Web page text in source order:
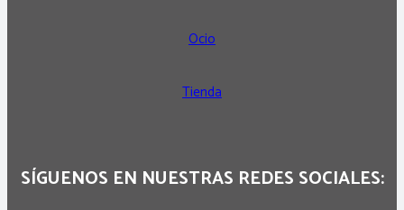
Ocio
Tienda
SÍGUENOS EN NUESTRAS REDES SOCIALES: